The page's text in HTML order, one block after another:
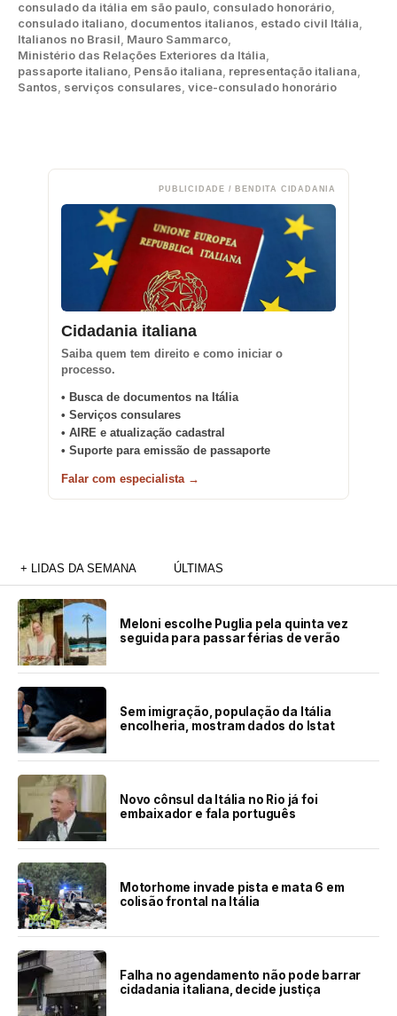
consulado da itália em são paulo consulado honorário
consulado italiano documentos italianos estado civil Itália
Italianos no Brasil Mauro Sammarco
Ministério das Relações Exteriores da Itália
passaporte italiano Pensão italiana representação italiana
Santos serviços consulares vice-consulado honorário
PUBLICIDADE / BENDITA CIDADANIA
Cidadania italiana
Saiba quem tem direito e como iniciar o
processo.
• Busca de documentos na Itália
• Serviços consulares
• AIRE e atualização cadastral
• Suporte para emissão de passaporte
Falar com especialista →
+ LIDAS DA SEMANA ÚLTIMAS
Meloni escolhe Puglia pela quinta vez
seguida para passar férias de verão
Sem imigração, população da Itália
encolheria, mostram dados do Istat
Novo cônsul da Itália no Rio já foi
embaixador e fala português
Motorhome invade pista e mata 6 em
colisão frontal na Itália
Falha no agendamento não pode barrar
cidadania italiana, decide justiça